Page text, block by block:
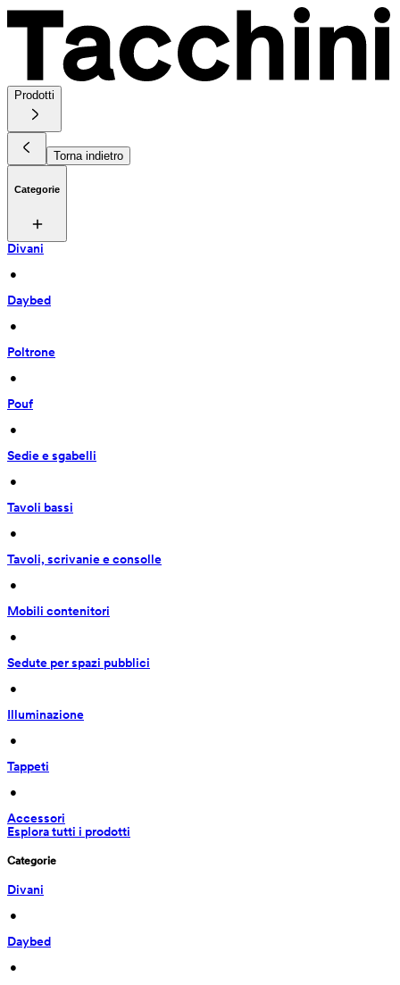
Prodotti
Torna indietro
Categorie
Divani
•
Daybed
•
Poltrone
•
Pouf
•
Sedie e sgabelli
•
Tavoli bassi
•
Tavoli, scrivanie e consolle
•
Mobili contenitori
•
Sedute per spazi pubblici
•
Illuminazione
•
Tappeti
•
Accessori
Esplora tutti i prodotti
Categorie
Divani
•
Daybed
•